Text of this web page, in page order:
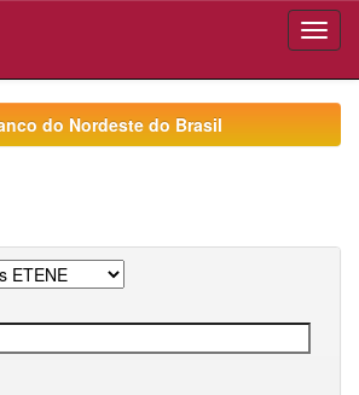
do Nordeste do Brasil